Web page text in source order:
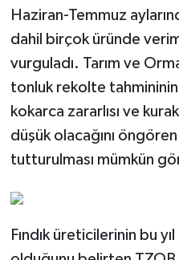
Haziran-Temmuz
dahil birçok üründe verim
vurguladı. Tarım ve
tonluk rekolte
kokarca zararlısı ve
düşük olacağını
tutturulması mümkün
Fındık üreticilerinin bu